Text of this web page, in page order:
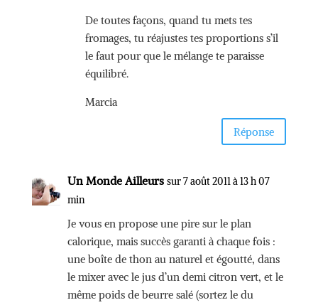
De toutes façons, quand tu mets tes
fromages, tu réajustes tes proportions s’il
le faut pour que le mélange te paraisse
équilibré.
Marcia
Réponse
Un Monde Ailleurs sur 7 août 2011 à 13 h 07
min
Je vous en propose une pire sur le plan
calorique, mais succès garanti à chaque fois :
une boîte de thon au naturel et égoutté, dans
le mixer avec le jus d’un demi citron vert, et le
même poids de beurre salé (sortez le du